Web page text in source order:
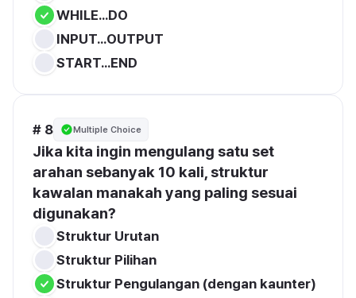
WHILE...DO
INPUT...OUTPUT
START...END
# 8 Multiple Choice
Jika kita ingin mengulang satu set
arahan sebanyak 10 kali, struktur
kawalan manakah yang paling sesuai
digunakan?
Struktur Urutan
Struktur Pilihan
Struktur Pengulangan (dengan kaunter)